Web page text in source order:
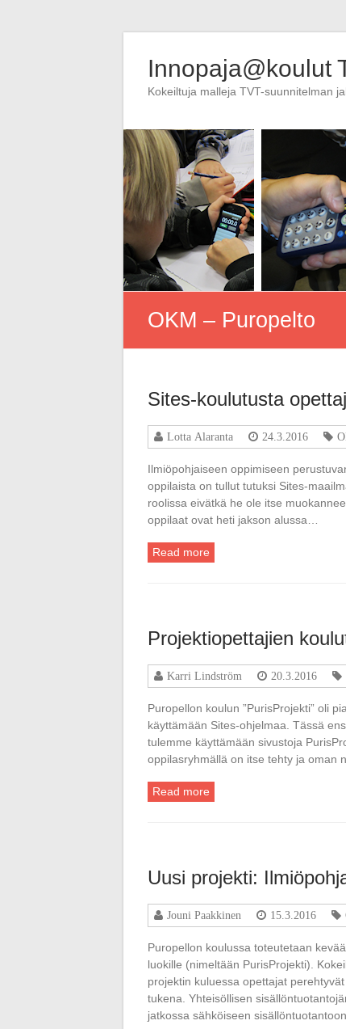
Innopaja@koulut
Kokeiltuja malleja TVT-suunnitelman
OKM – Puropelto
Sites-koulutusta
Lotta Alaranta 24.3.2016
Ilmiöpohjaiseen oppimiseen
oppilaista on tullut tutuksi Sites-
roolissa eivätkä he ole itse
oppilaat ovat heti jakson alussa…
Read more
Projektiopettajien
Karri Lindström 20.3.2016
Puropellon koulun ”PurisProjekti” oli
käyttämään Sites-ohjelmaa. Tässä
tulemme käyttämään sivustoja
oppilasryhmällä on itse tehty ja oman
Read more
Uusi projekti:
Jouni Paakkinen 15.3.2016
Puropellon koulussa toteutetaan
luokille (nimeltään PurisProjekti).
projektin kuluessa opettajat
tukena. Yhteisöllisen
jatkossa sähköiseen